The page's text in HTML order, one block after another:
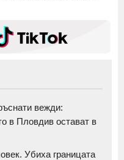
вежди:
в Пловдив остават в
Убиха границата